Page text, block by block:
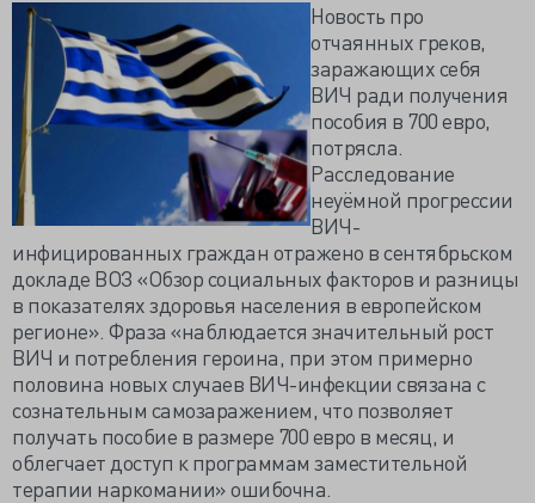
Новость про
отчаянных греков,
заражающих себя
ВИЧ ради получения
пособия в 700 евро,
потрясла.
Расследование
неуёмной прогрессии
ВИЧ-
инфицированных граждан отражено в сентябрьском
докладе ВОЗ «Обзор социальных факторов и разницы
в показателях здоровья населения в европейском
регионе». Фраза «наблюдается значительный рост
ВИЧ и потребления героина, при этом примерно
половина новых случаев ВИЧ-инфекции связана с
сознательным самозаражением, что позволяет
получать пособие в размере 700 евро в месяц, и
облегчает доступ к программам заместительной
терапии наркомании» ошибочна.